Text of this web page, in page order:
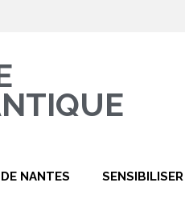
NANTES SENSIBILISER